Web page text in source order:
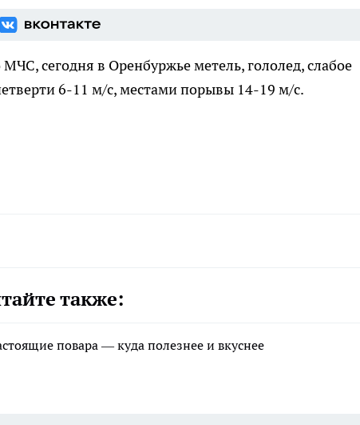
сегодня в Оренбуржье метель, гололед, слабое
6-11 м/с, местами порывы 14-19 м/с.
также:
повара — куда полезнее и вкуснее